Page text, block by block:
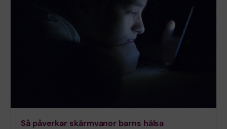
Så påverkar skärmvanor barns hälsa